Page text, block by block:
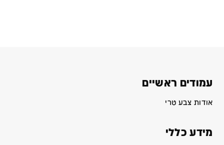
עמודים ראשיים
אודות צבע טרי
מידע כללי